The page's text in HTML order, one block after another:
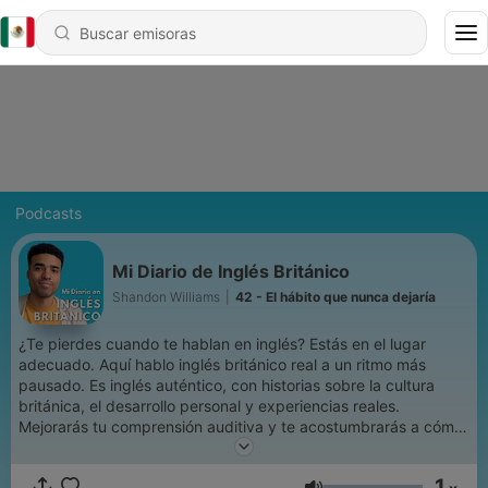
Podcasts
Mi Diario de Inglés Británico
Shandon Williams 42 - El hábito que nunca dejaría
¿Te pierdes cuando te hablan en inglés? Estás en el lugar
adecuado. Aquí hablo inglés británico real a un ritmo más
pausado. Es inglés auténtico, con historias sobre la cultura
británica, el desarrollo personal y experiencias reales.
Mejorarás tu comprensión auditiva y te acostumbrarás a cómo